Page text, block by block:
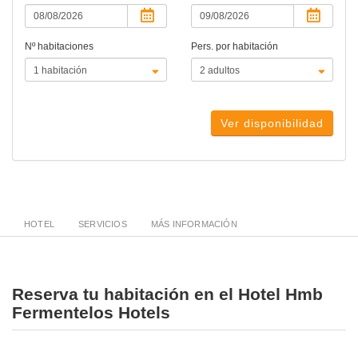
Nº habitaciones Pers. por habitación
Ver disponibilidad
HOTEL SERVICIOS MÁS INFORMACIÓN
Reserva tu habitación en el Hotel Hmb
Fermentelos Hotels